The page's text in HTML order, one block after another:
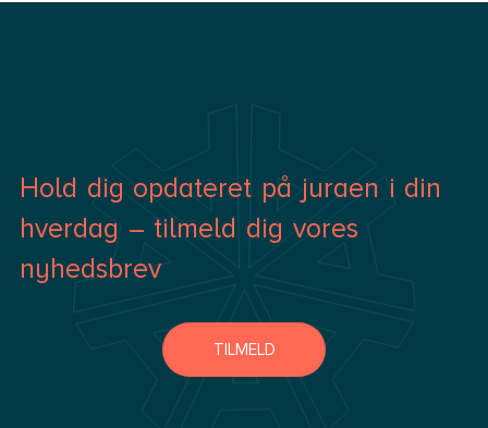
Hold dig opdateret på juraen i din
hverdag – tilmeld dig vores
nyhedsbrev
TILMELD